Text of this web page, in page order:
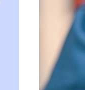
Скидки
ПОРТАЛ